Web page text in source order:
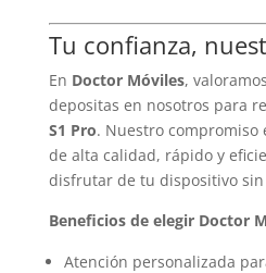
Tu confianza,
En Doctor Móviles,
depositas en nosotros para
S1 Pro. Nuestro compromiso
de alta calidad, rápido y
disfrutar de tu dispositivo
Beneficios de elegir Doctor
Atención personalizada